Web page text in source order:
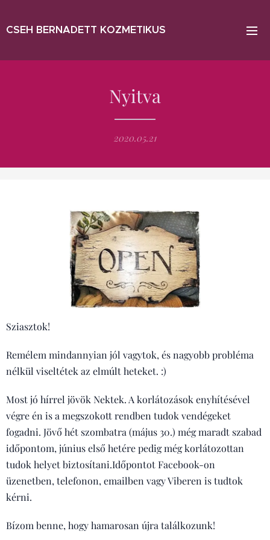
CSEH BERNADETT KOZMETIKUS
Nyitva
2020.05.21
Sziasztok!
Remélem mindannyian jól vagytok, és nagyobb probléma
nélkül viseltétek az elmúlt heteket. :)
Most jó hírrel jövök Nektek. A korlátozások enyhítésével
végre én is a megszokott rendben tudok vendégeket
fogadni. Jövő hét szombatra (május 30.) még maradt szabad
időpontom, június első hetére pedig még korlátozottan
tudok helyet biztosítani.Időpontot Facebook-on
üzenetben, telefonon, emailben vagy Viberen is tudtok
kérni.
Bízom benne, hogy hamarosan újra találkozunk!